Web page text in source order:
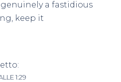
a fastidious
keep it
1:29